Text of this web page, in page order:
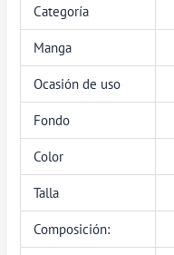
Categoría
Manga
Ocasión de uso
Fondo
Color
Talla
Composición: